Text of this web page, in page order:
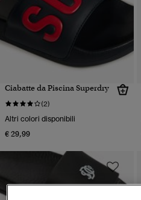
Ciabatte da Piscina Superdry
(2)
Altri colori disponibili
€ 29,99